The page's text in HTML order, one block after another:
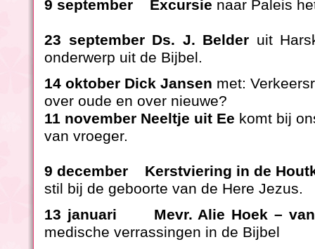
9 september Excursie naar Paleis
23 september Ds. J. Belder uit
onderwerp uit de Bijbel.
14 oktober Dick Jansen met:
over oude en over
11 november Neeltje uit Ee komt bij
van vroeger.
9 december Kerstviering in de
stil bij de geboorte van de Here Jezus.
13 januari Mevr. Alie Hoek –
medische verrassingen in de Bijbel